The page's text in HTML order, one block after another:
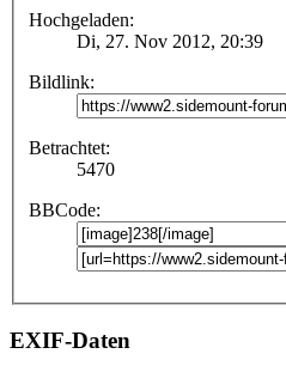
Hochgeladen:
Di, 27. Nov 2012, 20:39
Bildlink:
Betrachtet:
5470
BBCode:
EXIF-Daten